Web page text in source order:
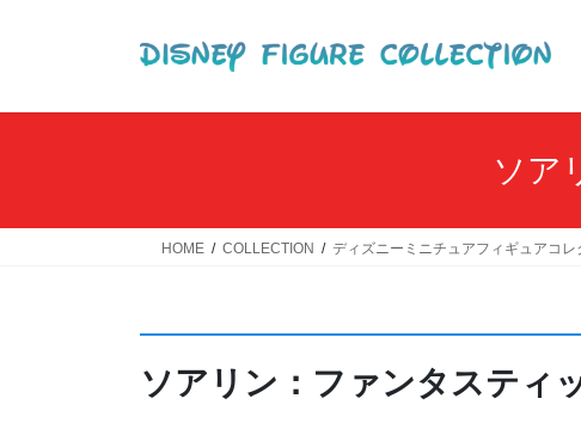
ソア
HOME COLLECTION ディズニーミニチュアフィギュアコレ
ソアリン：ファンタステ